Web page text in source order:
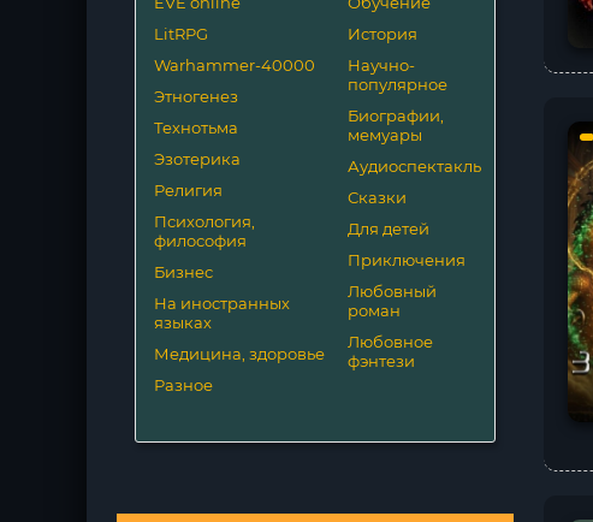
LitRPG
Warhammer-40000
Этногенез
Технотьма
Эзотерика
Религия
Психология,
философия
Бизнес
На иностранных
языках
Медицина, здоровье
Разное
История
Научно-
популярное
Биографии,
мемуары
Аудиоспектакль
Сказки
Для детей
Приключения
Любовный
роман
Любовное
фэнтези